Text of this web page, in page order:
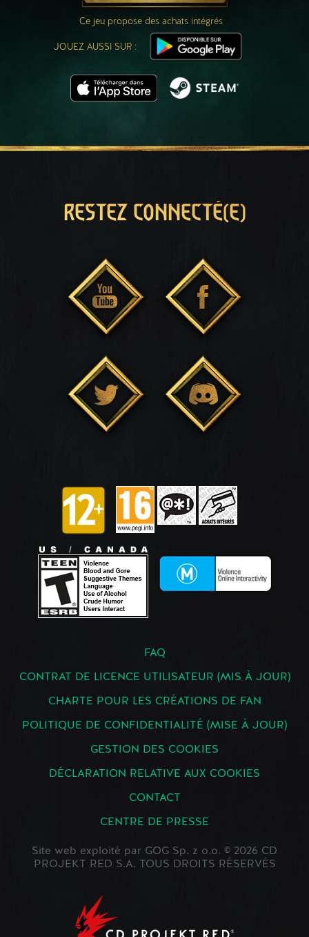
Ce jeu propose des achats intégrés
JOUEZ AUSSI SUR :
RESTEZ CONNECTÉ(E)
FAQ
CONTRAT DE LICENCE UTILISATEUR (MIS À JOUR)
CHARTE POUR LES CRÉATIONS DE FAN
POLITIQUE DE CONFIDENTIALITÉ (MISE À JOUR)
GESTION DES COOKIES
DÉCLARATION RELATIVE AUX COOKIES
CONTACT
CENTRE DE PRESSE
Site web exploité par GOG Sp. z o.o. © 2026 CD
PROJEKT RED S.A. TOUS DROITS RÉSERVÉS